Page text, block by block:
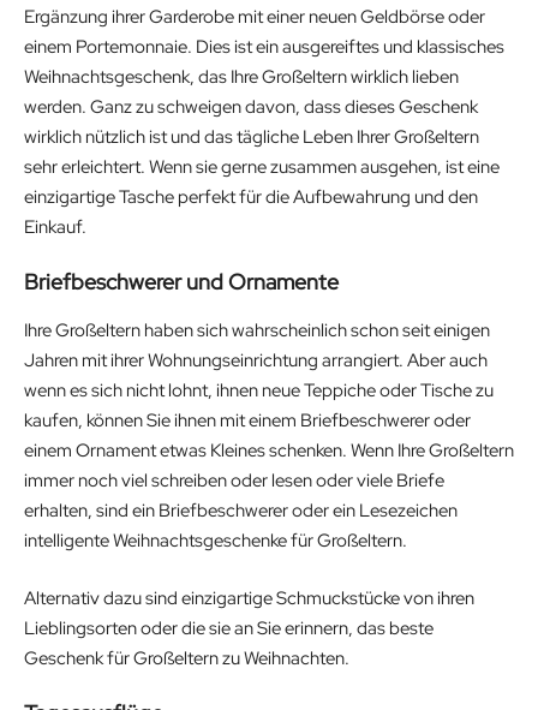
Ergänzung ihrer Garderobe mit einer neuen Geldbörse oder
einem Portemonnaie. Dies ist ein ausgereiftes und klassisches
Weihnachtsgeschenk, das Ihre Großeltern wirklich lieben
werden. Ganz zu schweigen davon, dass dieses Geschenk
wirklich nützlich ist und das tägliche Leben Ihrer Großeltern
sehr erleichtert. Wenn sie gerne zusammen ausgehen, ist eine
einzigartige Tasche perfekt für die Aufbewahrung und den
Einkauf.
Briefbeschwerer und Ornamente
Ihre Großeltern haben sich wahrscheinlich schon seit einigen
Jahren mit ihrer Wohnungseinrichtung arrangiert. Aber auch
wenn es sich nicht lohnt, ihnen neue Teppiche oder Tische zu
kaufen, können Sie ihnen mit einem Briefbeschwerer oder
einem Ornament etwas Kleines schenken. Wenn Ihre Großeltern
immer noch viel schreiben oder lesen oder viele Briefe
erhalten, sind ein Briefbeschwerer oder ein Lesezeichen
intelligente Weihnachtsgeschenke für Großeltern.
Alternativ dazu sind einzigartige Schmuckstücke von ihren
Lieblingsorten oder die sie an Sie erinnern, das beste
Geschenk für Großeltern zu Weihnachten.